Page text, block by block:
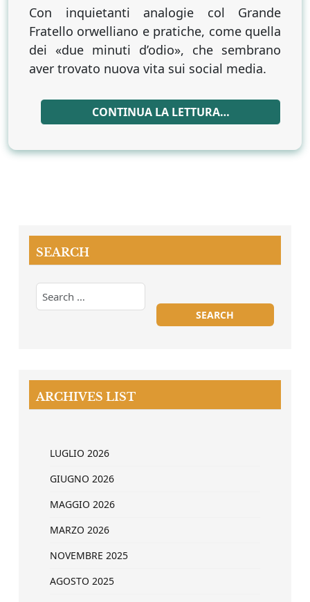
Con inquietanti analogie col Grande
Fratello orwelliano e pratiche, come quella
dei «due minuti d’odio», che sembrano
aver trovato nuova vita sui social media.
CONTINUA LA LETTURA…
SEARCH
ARCHIVES LIST
LUGLIO 2026
GIUGNO 2026
MAGGIO 2026
MARZO 2026
NOVEMBRE 2025
AGOSTO 2025